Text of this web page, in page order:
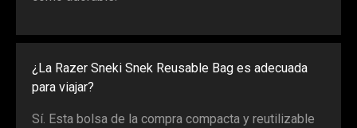
¿La Razer Sneki Snek Reusable Bag es adecuada
para viajar?
Sí. Esta bolsa de la compra compacta y reutilizable